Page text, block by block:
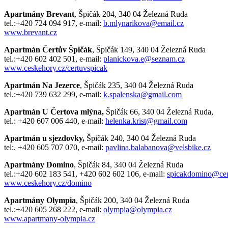
Apartmány Brevant, Špičák 204, 340 04 Železná Ruda
tel.:+420 724 094 917, e-mail: b.mlynarikova@email.cz
www.brevant.cz
Apartmán Čertův Špičák, Špičák 149, 340 04 Železná Ruda
tel.:+420 602 402 501, e-mail: planickova.e@seznam.cz
www.ceskehory.cz/certuvspicak
Apartmán Na Jezerce, Špičák 235, 340 04 Železná Ruda
tel.:+420 739 632 299, e-mail: k.spalenska@gmail.com
Apartmán U Čertova mlýna, Špičák 66, 340 04 Železná Ruda,
tel.: +420 607 006 440, e-mail: helenka.krist@gmail.com
Apartmán u sjezdovky, Špičák 240, 340 04 Železná Ruda
tel:. +420 605 707 070, e-mail: pavlina.balabanova@velsbike.cz
Apartmány Domino, Špičák 84, 340 04 Železná Ruda
tel.:+420 602 183 541, +420 602 602 106, e-mail:
www.ceskehory.cz/domino
Apartmány Olympia, Špičák 200, 340 04 Železná Ruda
tel.:+420 605 268 222, e-mail: olympia@olympia.cz
www.apartmany-olympia.cz